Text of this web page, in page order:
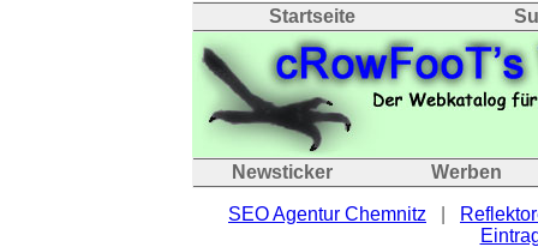
Startseite
Newsticker Werben
SEO Agentur Chemnitz